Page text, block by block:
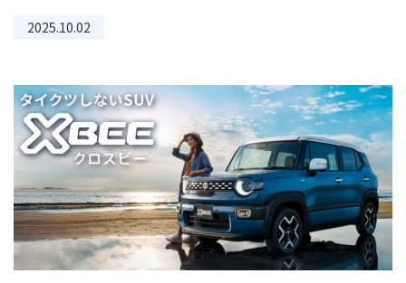
TEL.0120-291-846
営業時間 9:30〜18:00
定休日 毎週月曜日・第２火曜日（祝日除く）
試乗体験はこちら
2025.10.02